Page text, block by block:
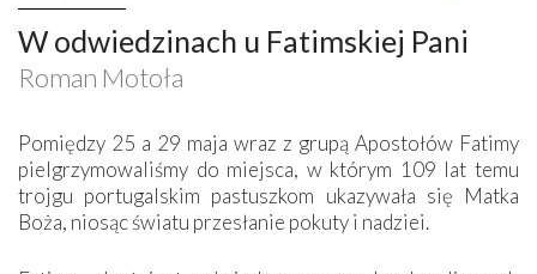
W odwiedzinach u Fatimskiej Pani
Roman Motoła
Pomiędzy 25 a 29 maja wraz z grupą Apostołów Fatimy
pielgrzymowaliśmy do miejsca, w którym 109 lat temu
trojgu portugalskim pastuszkom ukazywała się Matka
Boża, niosąc światu przesłanie pokuty i nadziei.